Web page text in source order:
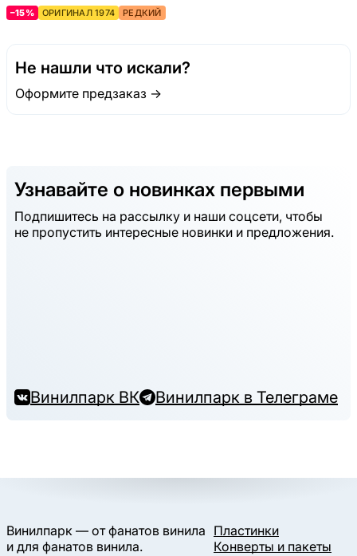
–15% ОРИГИНАЛ 1974 РЕДКИЙ
Не нашли что искали?
Оформите предзаказ →
Узнавайте о новинках первыми
Подпишитесь на рассылку и наши соцсети, чтобы
не пропустить интересные новинки и предложения.
Винилпарк ВК Винилпарк в Телеграме
Винилпарк — от фанатов винила
и для фанатов винила.
Пластинки
Конверты и пакеты